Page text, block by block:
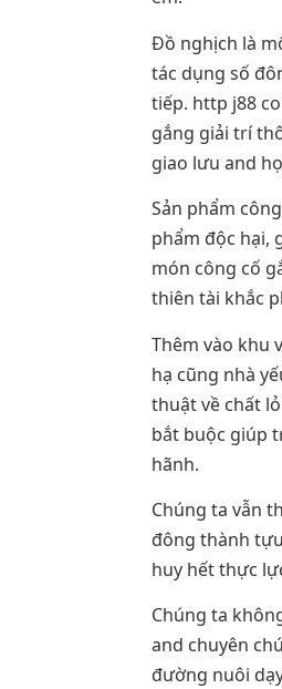
Đồ nghịch là
tác dụng số
tiếp. http j88
gắng giải trí
giao lưu and
Sản phẩm
phẩm độc hại,
món công cố
thiên tài khắc
Thêm vào khu
hạ cũng nhà
thuật về chất
bắt buộc giúp
hãnh.
Chúng ta vẫn
đông thành
huy hết thực
Chúng ta
and chuyên
đường nuôi